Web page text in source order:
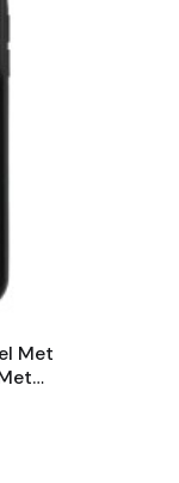
AAN
Met